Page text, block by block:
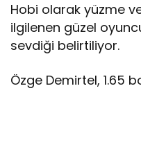
Hobi olarak yüzme
ilgilenen güzel
sevdiği belirtiliyor.
Özge Demirtel, 1.65